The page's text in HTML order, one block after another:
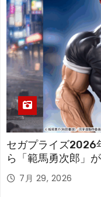
セガプライズ2026
ら「範馬勇次郎」
7月 29, 2026